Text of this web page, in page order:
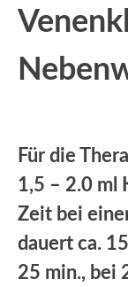
Für die
1,5 – 2.0 ml
Zeit bei
dauert ca.
25 min., bei